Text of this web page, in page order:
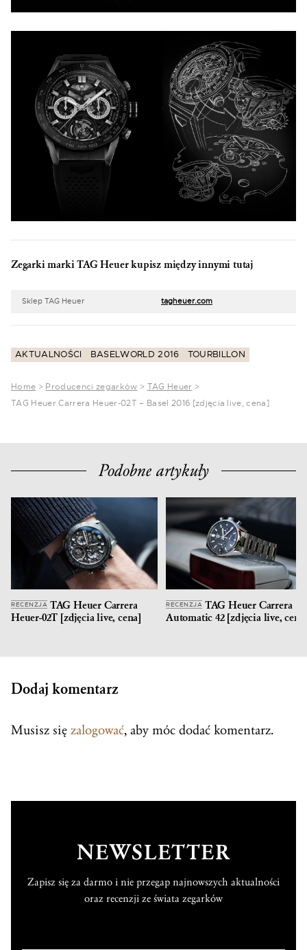
Zegarki marki TAG Heuer kupisz między innymi tutaj
Sklep TAG Heuer tagheuer.com
AKTUALNOŚCI BASELWORLD 2016 TOURBILLON
Home > Producenci zegarków > TAG Heuer >
TAG Heuer Carrera Heuer-02T – Basel 2016 [zdjęcia live, cena]
Podobne artykuły
RECENZJA TAG Heuer Carrera
Heuer-02T [zdjęcia live, cena]
RECENZJA TAG Heuer Carrera
Automatic 42 [zdjęcia live,
Dodaj komentarz
Musisz się zalogować, aby móc dodać komentarz.
NEWSLETTER
Zapisz się za darmo i nie przegap najnowszych aktualności
oraz recenzji ze świata zegarków